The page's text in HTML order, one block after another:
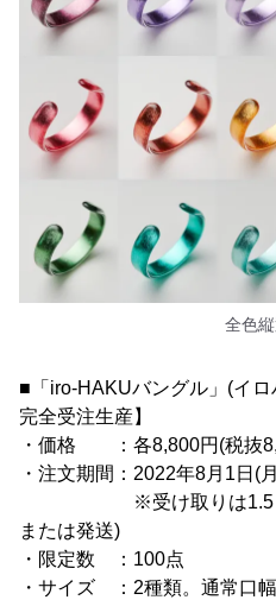
全色
■「iro-HAKUバングル」(イロ
完全受注生産】
・価格 ：各8,800円(税抜
・注文期間：2022年8月1日(
※受け取りは1.5～2ヶ
または発送)
・限定数 ：100点
・サイズ ：2種類。通常口